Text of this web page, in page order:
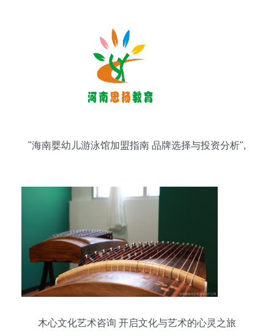
"海南婴幼儿游泳馆加盟指南 品牌选择与投资分析",
木心文化艺术咨询 开启文化与艺术的心灵之旅